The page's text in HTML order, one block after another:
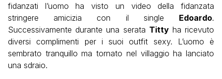
fidanzati l’uomo ha visto un video della fidanzata
stringere amicizia con il single Edoardo.
Successivamente durante una serata Tittyha ricevuto
diversi complimenti per i suoi outfit sexy. L’uomo è
sembrato tranquillo ma tornato nel villaggio ha lanciato
una sdraio.